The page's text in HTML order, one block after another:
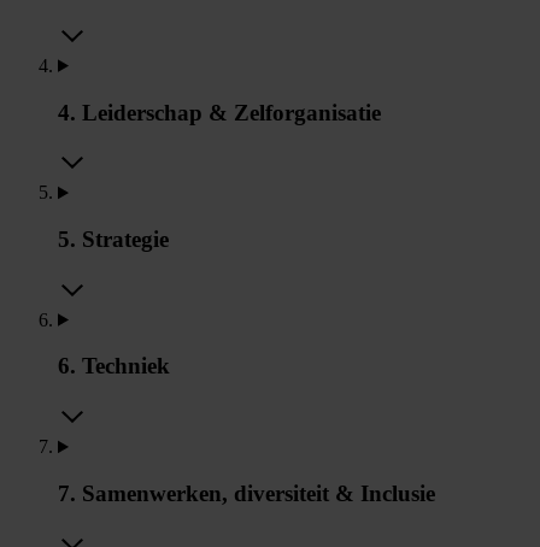
4. Leiderschap & Zelforganisatie
5. Strategie
6. Techniek
7. Samenwerken, diversiteit & Inclusie